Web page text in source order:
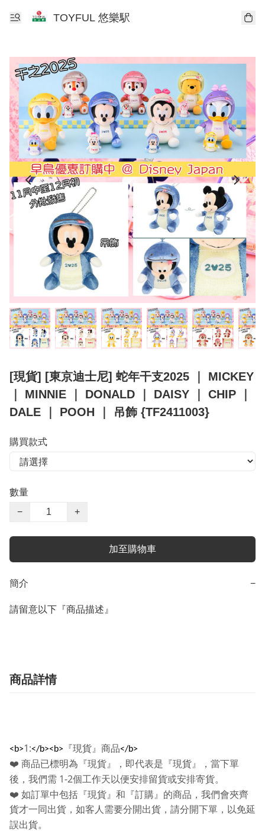
TOYFUL 悠樂駅
[現貨] [東京迪士尼] 蛇年干支2025 ｜ MICKEY
｜ MINNIE ｜ DONALD ｜ DAISY ｜ CHIP ｜
DALE ｜ POOH ｜ 吊飾 {TF2411003}
購買款式
數量
−
+
加至購物車
簡介 −
請留意以下『商品描述』
商品詳情
<b>1:</b><b> 『現貨』商品</b>
❤️ 商品已標明為『現貨』，即代表是『現貨』，當下單
後，我們需 1-2個工作天以便安排留貨或安排寄貨。
❤️ 如訂單中包括『現貨』和『訂購』的商品，我們會夾齊
貨才一同出貨，如客人需要分開出貨，請分開下單，以免延
誤出貨。